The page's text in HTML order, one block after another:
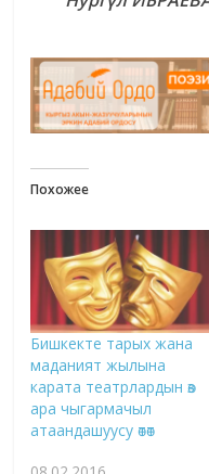
Похожее
Бишкекте тарых жана
маданият жылына
карата театрлардын өз
ара чыгармачыл
атаандашуусу өтөт